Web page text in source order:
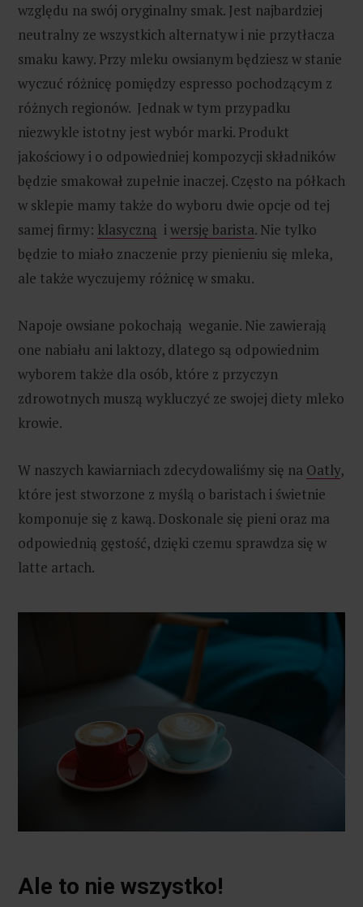
względu na swój oryginalny smak. Jest najbardziej
neutralny ze wszystkich alternatyw i nie przytłacza
smaku kawy. Przy mleku owsianym będziesz w stanie
wyczuć różnicę pomiędzy espresso pochodzącym z
różnych regionów. Jednak w tym przypadku
niezwykle istotny jest wybór marki. Produkt
jakościowy i o odpowiedniej kompozycji składników
będzie smakował zupełnie inaczej. Często na półkach
w sklepie mamy także do wyboru dwie opcje od tej
samej firmy: klasyczną iwersję barista. Nie tylko
będzie to miało znaczenie przy pienieniu się mleka,
ale także wyczujemy różnicę w smaku.
Napoje owsiane pokochają weganie. Nie zawierają
one nabiału ani laktozy, dlatego są odpowiednim
wyborem także dla osób, które z przyczyn
zdrowotnych muszą wykluczyć ze swojej diety mleko
krowie.
W naszych kawiarniach zdecydowaliśmy się na Oatly,
które jest stworzone z myślą o baristach i świetnie
komponuje się z kawą. Doskonale się pieni oraz ma
odpowiednią gęstość, dzięki czemu sprawdza się w
latte artach.
Ale to nie wszystko!